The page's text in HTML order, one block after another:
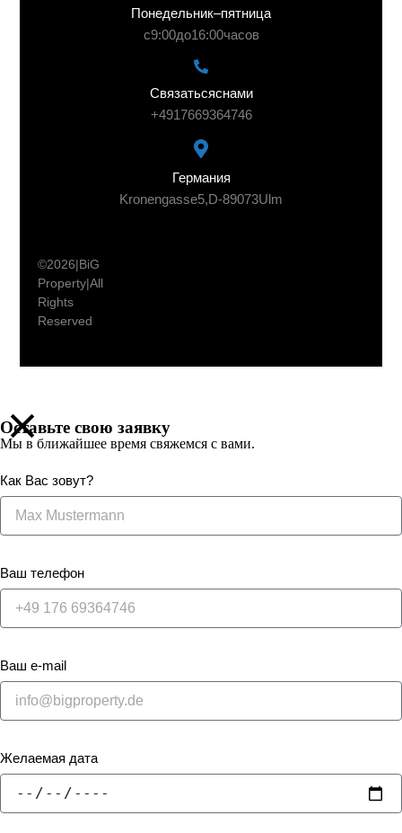
Понедельник – пятница
с 9:00 до 16:00 часов
Связаться с нами
+49 176 69364746
Германия
Kronengasse 5, D-89073 Ulm
© 2026 | BiG
Property | All
Rights
Reserved
Оставьте свою заявку
Мы в ближайшее время свяжемся с вами.
Как Вас зовут?
Ваш телефон
Ваш e-mail
Желаемая дата